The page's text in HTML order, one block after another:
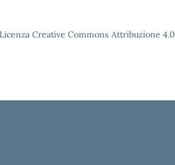
Creative Commons Attribuzione